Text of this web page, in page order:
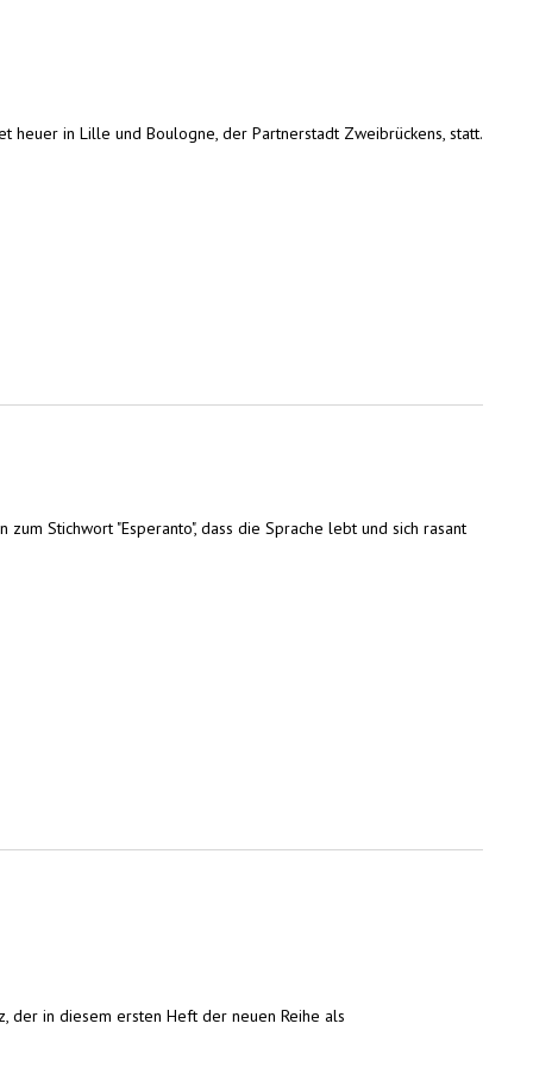
in Lille und Boulogne, der Partnerstadt Zweibrückens, statt.
Stichwort "Esperanto", dass die Sprache lebt und sich rasant
der in diesem ersten Heft der neuen Reihe als